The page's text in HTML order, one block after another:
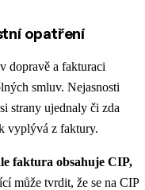
opatření
dopravě a fakturaci
smluv. Nejasnosti
strany ujednaly či zda
vyplývá z faktury.
faktura obsahuje CIP,
může tvrdit, že se na CIP